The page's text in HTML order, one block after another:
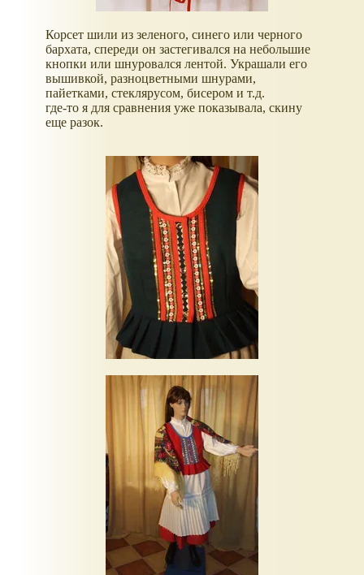
Корсет шили из зеленого, синего или черного
бархата, спереди он застегивался на небольшие
кнопки или шнуровался лентой. Украшали его
вышивкой, разноцветными шнурами,
пайетками, стеклярусом, бисером и т.д.
где-то я для сравнения уже показывала, скину
еще разок.